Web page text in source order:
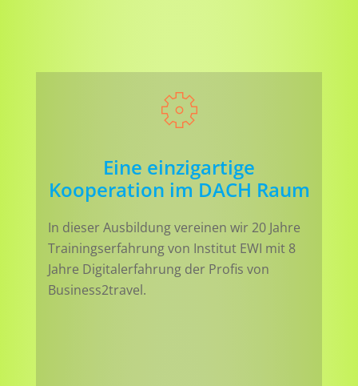
Eine einzigartige
Kooperation im DACH Raum
In dieser Ausbildung vereinen wir 20 Jahre
Trainingserfahrung von Institut EWI mit 8
Jahre Digitalerfahrung der Profis von
Business2travel.